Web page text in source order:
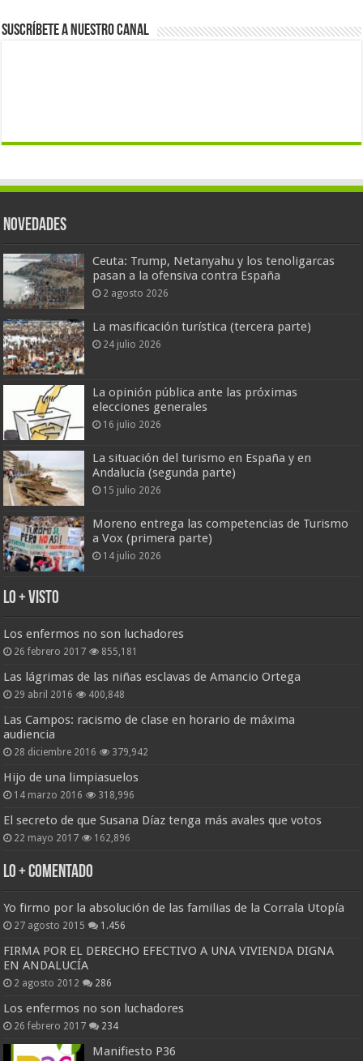
Suscríbete a nuestro canal
Novedades
Ceuta: Trump, Netanyahu y los tenoligarcas
pasan a la ofensiva contra España
2 agosto 2026
La masificación turística (tercera parte)
24 julio 2026
La opinión pública ante las próximas
elecciones generales
16 julio 2026
La situación del turismo en España y en
Andalucía (segunda parte)
15 julio 2026
Moreno entrega las competencias de Turismo
a Vox (primera parte)
14 julio 2026
Lo + Visto
Los enfermos no son luchadores
26 febrero 2017 855,181
Las lágrimas de las niñas esclavas de Amancio Ortega
29 abril 2016 400,848
Las Campos: racismo de clase en horario de máxima
audiencia
28 diciembre 2016 379,942
Hijo de una limpiasuelos
14 marzo 2016 318,996
El secreto de que Susana Díaz tenga más avales que votos
22 mayo 2017 162,896
Lo + Comentado
Yo firmo por la absolución de las familias de la Corrala Utopía
27 agosto 2015 1.456
FIRMA POR EL DERECHO EFECTIVO A UNA VIVIENDA DIGNA
EN ANDALUCÍA
2 agosto 2012 286
Los enfermos no son luchadores
26 febrero 2017 234
Manifiesto P36